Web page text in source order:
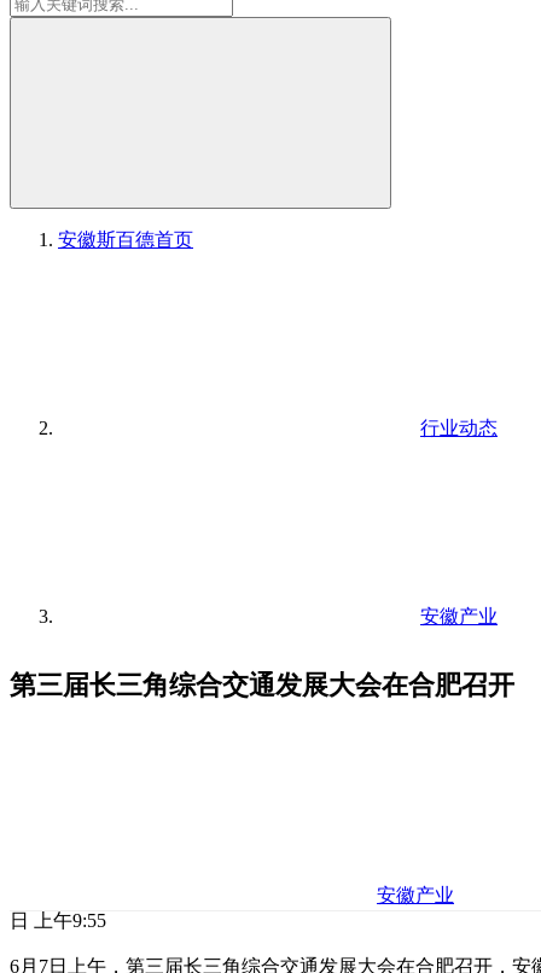
安徽斯百德首页
行业动态
安徽产业
第三届长三角综合交通发展大会在合肥召开
安徽产业
日 上午9:55
6月7日上午，第三届长三角综合交通发展大会在合肥召开，